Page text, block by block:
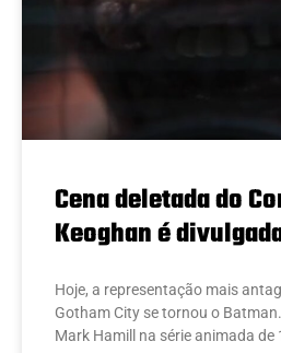
Cena deletada do
Keoghan é
Hoje, a representação mais
Gotham City se tornou o
Mark Hamill na série animada de